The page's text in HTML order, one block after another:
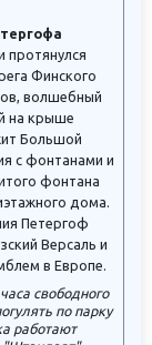
протянулся
Финского
волшебный
на крыше
Большой
с фонтанами и
фонтана
дома.
Петергоф
Версаль и
в Европе.
свободного
по парку
работают